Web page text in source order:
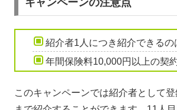
紹介者1人につき紹介できるの
年間保険料10,000円以上の契
このキャンペーンでは紹介者として